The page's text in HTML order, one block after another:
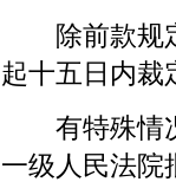
除前款规定
起十五日内裁
有特殊情况
一级人民法院